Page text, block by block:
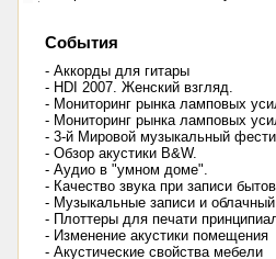
События
- Аккорды для гитары
- HDI 2007. Женский взгляд.
- Мониторинг рынка ламповых
- Мониторинг рынка ламповых
- 3-й Мировой музыкальный
- Обзор акустики B&W.
- Аудио в "умном доме".
- Качество звука при записи
- Музыкальные записи и облачный
- Плоттеры для печати
- Изменение акустики помещения
- Акустические свойства мебели